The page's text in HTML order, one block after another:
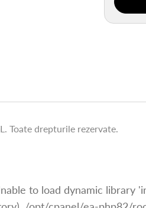
Toate drepturile rezervate.
to load dynamic